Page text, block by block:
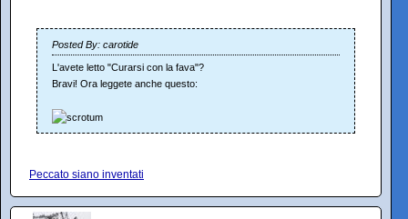
Posted By: carotide
L'avete letto "Curarsi con la fava"?
Bravi! Ora leggete anche questo:
Peccato siano inventati